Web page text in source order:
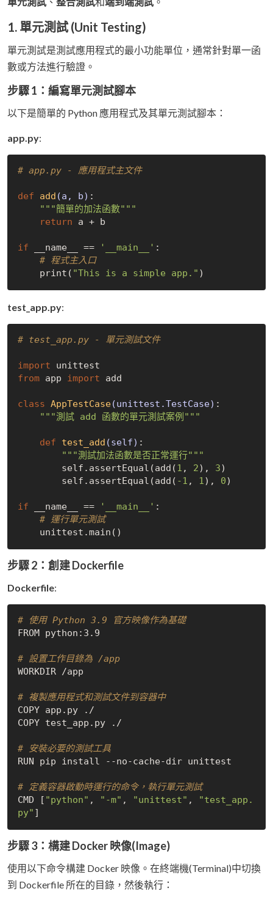
1. 單元測試 (Unit Testing)
單元測試是測試應用程式的最小功能單位，通常針對單一函
數或方法進行驗證。
步驟 1：編寫單元測試腳本
以下是簡單的 Python 應用程式及其單元測試腳本：
app.py:
# app.py - 應用程式主文件
def add (a, b) :
"""簡單的加法函數"""
return a + b
if __name__ == '__main__' :
# 程式主入口
    print(
"This is a simple app."
test_app.py:
# test_app.py - 單元測試文件
import
from app import add
class AppTestCase(unittest.TestCase) :
"""測試 add 函數的單元測試案例"""
def test_add (self) :
"""測試加法函數是否正常運行"""
        self.assertEqual(add(
1 , 2), 3)
        self.assertEqual(add(
-1 , 1), 0)
if __name__ == '__main__' :
# 運行單元測試
步驟 2：創建 Dockerfile
Dockerfile:
# 使用 Python 3.9 官方映像作為基礎
FROM python:3.9
# 設置工作目錄為 /app
WORKDIR /app
# 複製應用程式和測試文件到容器中
COPY app.py ./
COPY test_app.py ./
# 安裝必要的測試工具
RUN pip install --no-cache-dir unittest
# 定義容器啟動時運行的命令，執行單元測試
CMD [ "python" , "-m" , "unittest" ,
"test_app.
py"
步驟 3：構建 Docker 映像(Image)
使用以下命令構建 Docker 映像。在終端機(Terminal)中切換
到 Dockerfile 所在的目錄，然後執行：